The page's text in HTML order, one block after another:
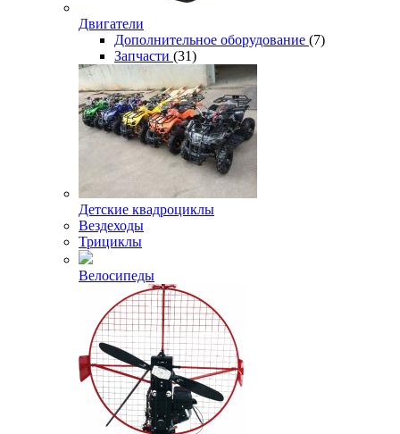
Двигатели
Дополнительное оборудование (7)
Запчасти (31)
Детские квадроциклы
Вездеходы
Трициклы
Велосипеды